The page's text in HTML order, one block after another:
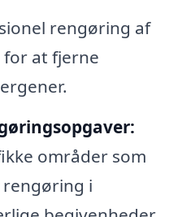
rengøring af
at fjerne
områder som
i